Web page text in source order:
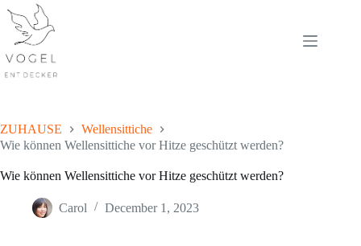
content
ZUHAUSE
Wellensittiche
Wie können Wellensittiche vor Hitze geschützt werden?
Wie können Wellensittiche vor Hitze geschützt werden?
Carol December 1, 2023